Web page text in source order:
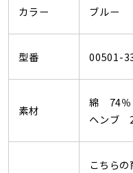
カラー ブルー
型番 00501-
素材
綿 74％
ヘンブ
こちら